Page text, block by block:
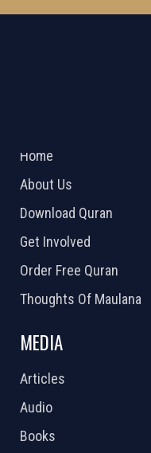
Home
About Us
Download Quran
Get Involved
Order Free Quran
Thoughts Of Maulana
MEDIA
Articles
Audio
Books